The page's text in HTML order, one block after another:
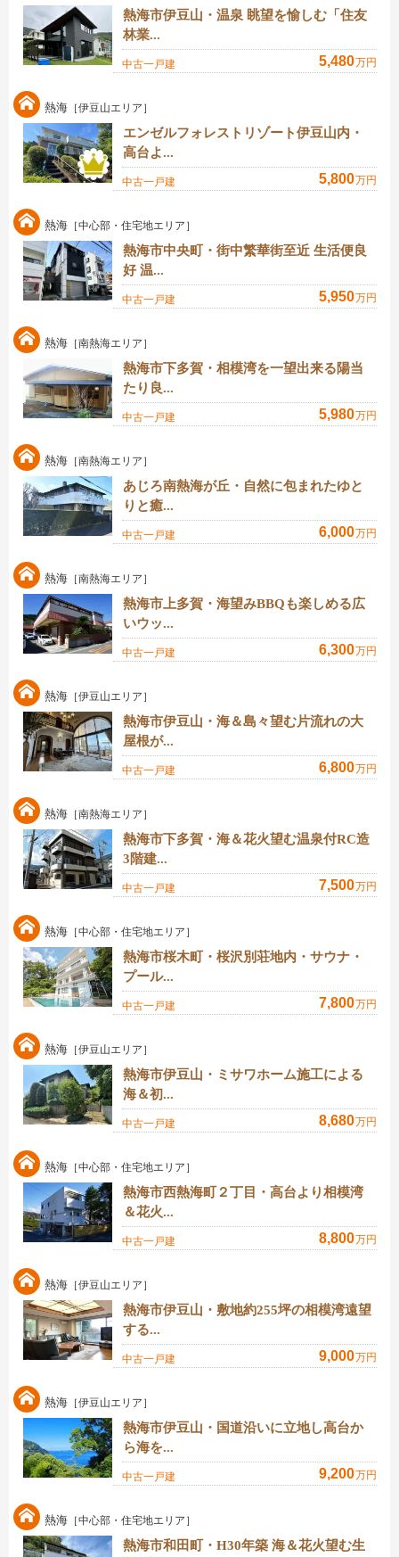
熱海市伊豆山・温泉 眺望を愉しむ「住友
林業...
中古一戸建 5,480万円
熱海 ［伊豆山エリア］
エンゼルフォレストリゾート伊豆山内・
高台よ...
中古一戸建 5,800万円
熱海 ［中心部・住宅地エリア］
熱海市中央町・街中繁華街至近 生活便良
好 温...
中古一戸建 5,950万円
熱海 ［南熱海エリア］
熱海市下多賀・相模湾を一望出来る陽当
たり良...
中古一戸建 5,980万円
熱海 ［南熱海エリア］
あじろ南熱海が丘・自然に包まれたゆと
りと癒...
中古一戸建 6,000万円
熱海 ［南熱海エリア］
熱海市上多賀・海望みBBQも楽しめる広
いウッ...
中古一戸建 6,300万円
熱海 ［伊豆山エリア］
熱海市伊豆山・海＆島々望む片流れの大
屋根が...
中古一戸建 6,800万円
熱海 ［南熱海エリア］
熱海市下多賀・海＆花火望む温泉付RC造
3階建...
中古一戸建 7,500万円
熱海 ［中心部・住宅地エリア］
熱海市桜木町・桜沢別荘地内・サウナ・
プール...
中古一戸建 7,800万円
熱海 ［伊豆山エリア］
熱海市伊豆山・ミサワホーム施工による
海＆初...
中古一戸建 8,680万円
熱海 ［中心部・住宅地エリア］
熱海市西熱海町２丁目・高台より相模湾
＆花火...
中古一戸建 8,800万円
熱海 ［伊豆山エリア］
熱海市伊豆山・敷地約255坪の相模湾遠望
する...
中古一戸建 9,000万円
熱海 ［伊豆山エリア］
熱海市伊豆山・国道沿いに立地し高台か
ら海を...
中古一戸建 9,200万円
熱海 ［中心部・住宅地エリア］
熱海市和田町・H30年築 海＆花火望む生